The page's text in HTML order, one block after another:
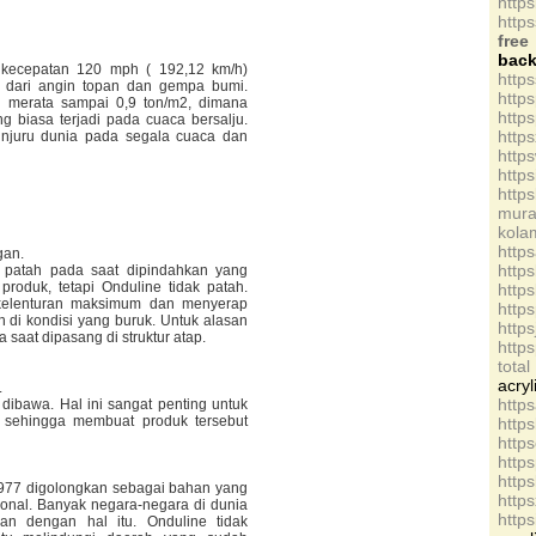
120 mph ( 192,12 km/h)
dari angin topan dan gempa bumi.
sampai 0,9 ton/m2, dimana
biasa terjadi pada cuaca bersalju.
dunia pada segala cuaca dan
pada saat dipindahkan yang
tetapi Onduline tidak patah.
maksimum dan menyerap
di kondisi yang buruk. Untuk alasan
saat dipasang di struktur atap.
Hal ini sangat penting untuk
membuat produk tersebut
digolongkan sebagai bahan yang
Banyak negara-negara di dunia
dengan hal itu. Onduline tidak
free
total